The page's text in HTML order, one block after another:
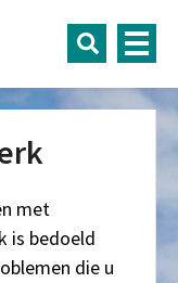
met
is bedoeld
die u